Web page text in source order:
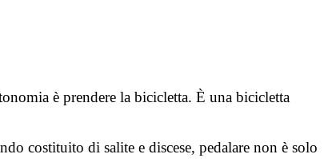
è prendere la bicicletta. È una bicicletta
costituito di salite e discese, pedalare non è solo